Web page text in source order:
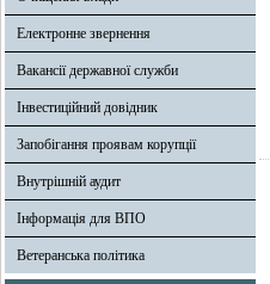
Електронне звернення
Вакансії державної служби
Інвестиційний довідник
Запобігання проявам корупції
Внутрішній аудит
Інформація для ВПО
Ветеранська політика